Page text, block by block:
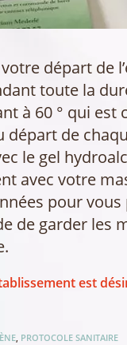
départ de
toute la
à 60 ° qui
départ de
le gel
avec votre
pour
de garder les
est
, PROTOCOLE SANITAIRE